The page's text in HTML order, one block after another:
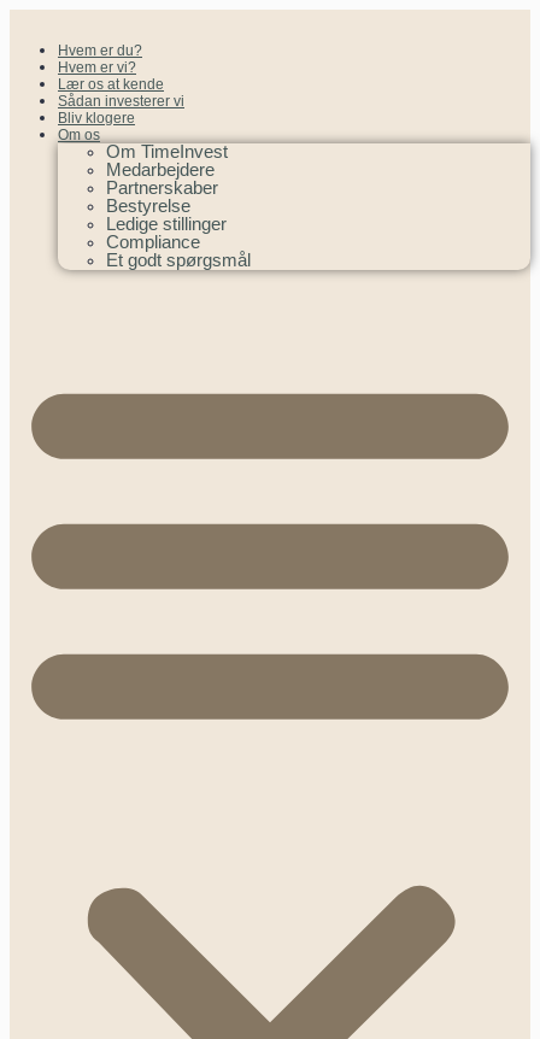
Hvem er du?
Hvem er vi?
Lær os at kende
Sådan investerer vi
Bliv klogere
Om os
Om TimeInvest
Medarbejdere
Partnerskaber
Bestyrelse
Ledige stillinger
Compliance
Et godt spørgsmål